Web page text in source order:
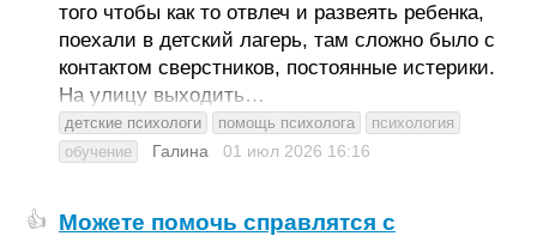
того чтобы как то отвлеч и развеять ребенка,
поехали в детский лагерь, там сложно было с
контактом сверстников, постоянные истерики.
На улицу выходить…
детские психологи помощь психолога
психология
обучение
Галина 01 июл 2026 16:16
👍
Можете помочь справлятся с